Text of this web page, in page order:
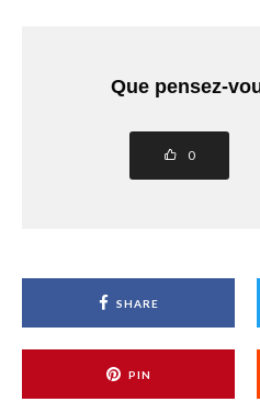
Que pensez-
0
SHARE
PIN